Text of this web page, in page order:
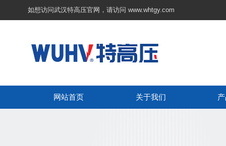
如想访问武汉特高压官网，请访问 www.whtgy.com
网站首页 关于我们